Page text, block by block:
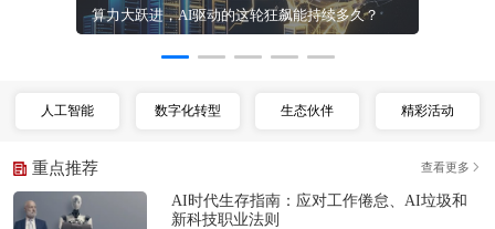
算力大跃进，AI驱动的这轮狂飙能持续多久？
人工智能 数字化转型 生态伙伴 精彩活动
重点推荐 查看更多
AI时代生存指南：应对工作倦怠、AI垃圾和
新科技职业法则